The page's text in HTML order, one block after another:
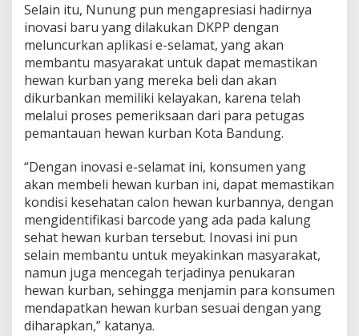
Selain itu, Nunung pun mengapresiasi hadirnya
inovasi baru yang dilakukan DKPP dengan
meluncurkan aplikasi e-selamat, yang akan
membantu masyarakat untuk dapat memastikan
hewan kurban yang mereka beli dan akan
dikurbankan memiliki kelayakan, karena telah
melalui proses pemeriksaan dari para petugas
pemantauan hewan kurban Kota Bandung.
“Dengan inovasi e-selamat ini, konsumen yang
akan membeli hewan kurban ini, dapat memastikan
kondisi kesehatan calon hewan kurbannya, dengan
mengidentifikasi barcode yang ada pada kalung
sehat hewan kurban tersebut. Inovasi ini pun
selain membantu untuk meyakinkan masyarakat,
namun juga mencegah terjadinya penukaran
hewan kurban, sehingga menjamin para konsumen
mendapatkan hewan kurban sesuai dengan yang
diharapkan,” katanya.